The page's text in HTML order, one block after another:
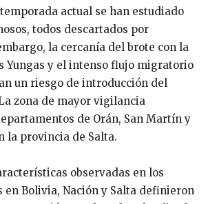
actual se han estudiado
todos descartados por
la cercanía del brote con la
Yungas y el intenso flujo migratorio
un riesgo de introducción del
zona de mayor vigilancia
de Orán, San Martín y
la provincia de Salta.
observadas en los
en Bolivia, Nación y Salta definieron